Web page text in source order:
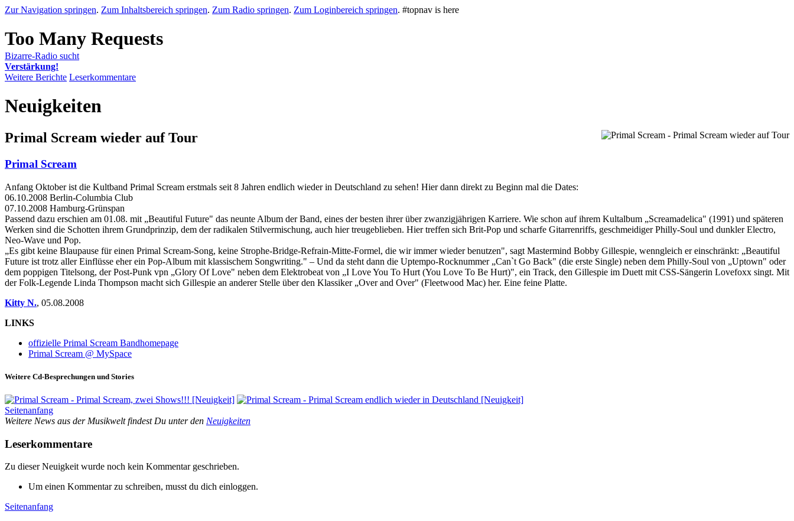
Zur Navigation springen. Zum Inhaltsbereich springen. Zum Radio springen. Zum Loginbereich springen. #topnav is here
Bizarre-Radio sucht
Verstärkung!
Weitere Berichte Leserkommentare
Neuigkeiten
Primal Scream wieder auf Tour
Primal Scream
Anfang Oktober ist die Kultband Primal Scream erstmals seit 8 Jahren endlich wieder in Deutschland zu sehen! Hier dann direkt zu Beginn mal die Dates:
06.10.2008 Berlin-Columbia Club
07.10.2008 Hamburg-Grünspan
Passend dazu erschien am 01.08. mit „Beautiful Future" das neunte Album der Band, eines der besten ihrer über zwanzigjährigen Karriere. Wie schon auf ihrem Kultalbum „Screamadelica" (1991) und späteren
Werken sind die Schotten ihrem Grundprinzip, dem der radikalen Stilvermischung, auch hier treugeblieben. Hier treffen sich Brit-Pop und scharfe Gitarrenriffs, geschmeidiger Philly-Soul und dunkler Electro,
Neo-Wave und Pop.
„Es gibt keine Blaupause für einen Primal Scream-Song, keine Strophe-Bridge-Refrain-Mitte-Formel, die wir immer wieder benutzen", sagt Mastermind Bobby Gillespie, wenngleich er einschränkt: „Beautiful
Future ist trotz aller Einflüsse eher ein Pop-Album mit klassischem Songwriting." – Und da steht dann die Uptempo-Rocknummer „Can`t Go Back" (die erste Single) neben dem Philly-Soul von „Uptown" oder
dem poppigen Titelsong, der Post-Punk vpn „Glory Of Love" neben dem Elektrobeat von „I Love You To Hurt (You Love To Be Hurt)", ein Track, den Gillespie im Duett mit CSS-Sängerin Lovefoxx singt. Mit
der Folk-Legende Linda Thompson macht sich Gillespie an anderer Stelle über den Klassiker „Over and Over" (Fleetwood Mac) her. Eine feine Platte.
Kitty N., 05.08.2008
LINKS
offizielle Primal Scream Bandhomepage
Primal Scream @ MySpace
Weitere Cd-Besprechungen und Stories
Seitenanfang
Weitere News aus der Musikwelt findest Du unter den Neuigkeiten
Leserkommentare
Zu dieser Neuigkeit wurde noch kein Kommentar geschrieben.
Um einen Kommentar zu schreiben, musst du dich einloggen.
Seitenanfang